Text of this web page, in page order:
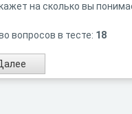
на сколько вы
вопросов в тесте: 18